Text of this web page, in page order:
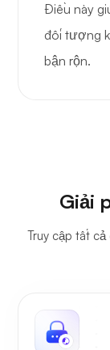
Điều này
đối tượng
bận rộn.
Giải
Truy cập tất